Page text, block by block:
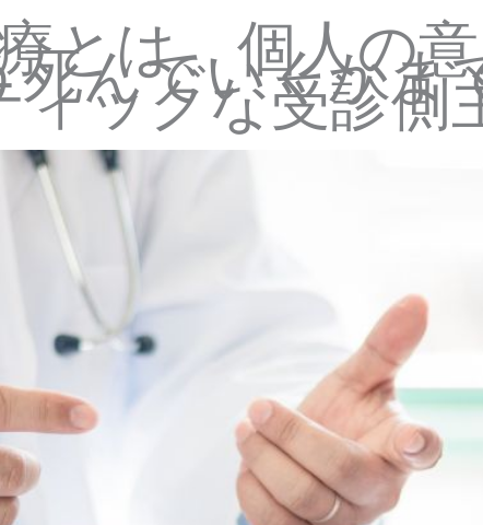
とは、個人の意
死んでいくかま
ックな受診側